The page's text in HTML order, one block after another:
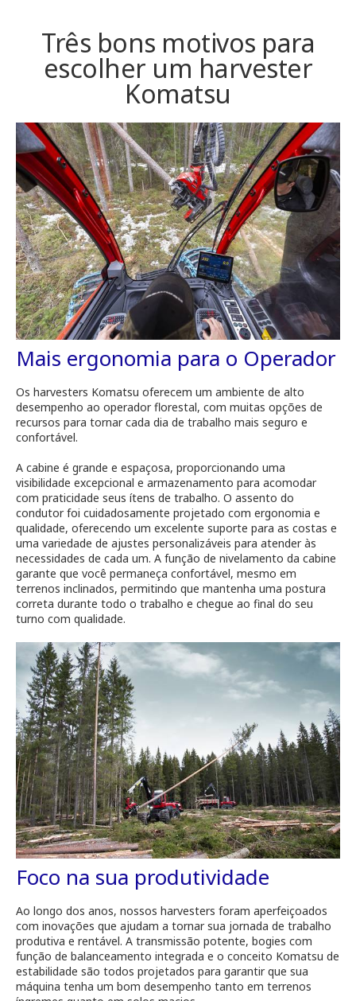
Três bons motivos para
escolher um harvester
Komatsu
Mais ergonomia para o Operador
Os harvesters Komatsu oferecem um ambiente de alto
desempenho ao operador florestal, com muitas opções de
recursos para tornar cada dia de trabalho mais seguro e
confortável.
A cabine é grande e espaçosa, proporcionando uma
visibilidade excepcional e armazenamento para acomodar
com praticidade seus ítens de trabalho. O assento do
condutor foi cuidadosamente projetado com ergonomia e
qualidade, oferecendo um excelente suporte para as costas e
uma variedade de ajustes personalizáveis para atender às
necessidades de cada um. A função de nivelamento da cabine
garante que você permaneça confortável, mesmo em
terrenos inclinados, permitindo que mantenha uma postura
correta durante todo o trabalho e chegue ao final do seu
turno com qualidade.
Foco na sua produtividade
Ao longo dos anos, nossos harvesters foram aperfeiçoados
com inovações que ajudam a tornar sua jornada de trabalho
produtiva e rentável. A transmissão potente, bogies com
função de balanceamento integrada e o conceito Komatsu de
estabilidade são todos projetados para garantir que sua
máquina tenha um bom desempenho tanto em terrenos